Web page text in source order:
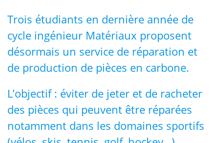
Trois étudiants en dernière année de
cycle ingénieur Matériaux proposent
désormais un service de réparation et
de production de pièces en carbone.
L’objectif : éviter de jeter et de racheter
des pièces qui peuvent être réparées
notamment dans les domaines sportifs